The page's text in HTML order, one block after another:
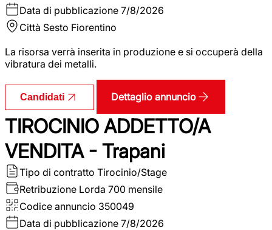
Data di pubblicazione 7/8/2026
Città Sesto Fiorentino
La risorsa verrà inserita in produzione e si occuperà della
vibratura dei metalli.
Candidati Dettaglio annuncio
TIROCINIO ADDETTO/A
VENDITA - Trapani
Tipo di contratto Tirocinio/Stage
Retribuzione Lorda 700 mensile
Codice annuncio 350049
Data di pubblicazione 7/8/2026